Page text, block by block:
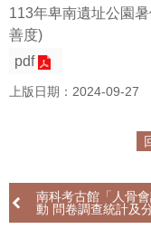
參
觀
展
覽
認
113年卑南遺址公園
善度)
pdf
上版日期：2024-09-27
南科考古館「人骨
動 問卷調查統計及